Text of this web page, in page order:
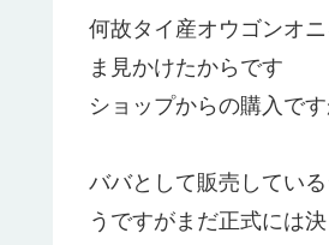
何故タイ産オウゴンオ
ま見かけたからです
ショップからの購入で
ババとして販売してい
うですがまだ正式には